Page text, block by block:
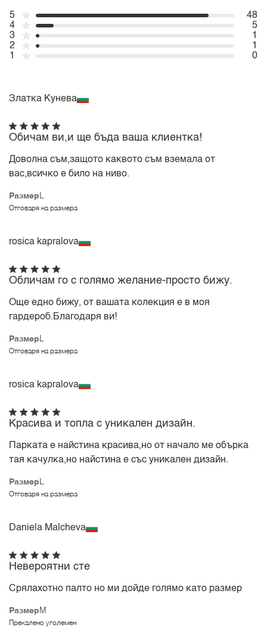
5
48
4
5
3
1
2
1
1
0
Златка Кунева
Размер L
Отговаря на размера
Обичам ви,и ще бъда ваша клиентка!
Доволна съм,защото каквото съм вземала от
вас,всичко е било на ниво.
rosica kapralova
Размер L
Отговаря на размера
Обличам го с голямо желание-просто бижу.
Още едно бижу, от вашата колекция е в моя
гардероб.Благодаря ви!
rosica kapralova
Размер L
Отговаря на размера
Красива и топла с уникален дизайн.
Парката е найстина красива,но от начало ме обърка
тая качулка,но найстина е със уникален дизайн.
Daniela Malcheva
Размер M
Прекалено уголемен
Невероятни сте
Срялахотно палто но ми дойде голямо като размер